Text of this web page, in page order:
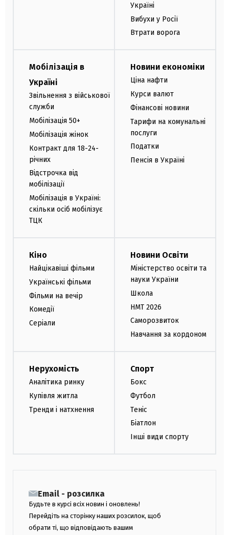
Україні
Вибухи у Росії
Втрати ворога
Мобілізація в
Україні
Звільнення з військової
служби
Мобілізація 50+
Мобілізація жінок
Контракт для 18-24-
річних
Відстрочка від
мобілізації
Мобілізація в Україні:
скільки осіб мобілізує
ТЦК
Новини економіки
Ціна нафти
Курси валют
Фінансові новини
Тарифи на комунальні
послуги
Податки
Пенсія в Україні
Кіно
Найцікавіші фільми
Українські фільми
Фільми на вечір
Комедії
Серіали
Новини Освіти
Міністерство освіти та
науки України
Школа
НМТ 2026
Саморозвиток
Навчання за кордоном
Нерухомість
Аналітика ринку
Купівля житла
Тренди і натхнення
Спорт
Бокс
Футбол
Теніс
Біатлон
Інші види спорту
Email - розсилка
Будьте в курсі всіх новин і оновлень!
Перейдіть на сторінку наших розсилок, щоб
обрати ті, що відповідають вашим